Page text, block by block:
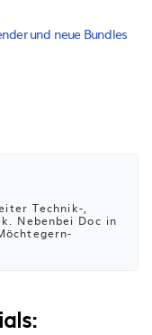
und neue Bundles
Technik-,
Nebenbei Doc in